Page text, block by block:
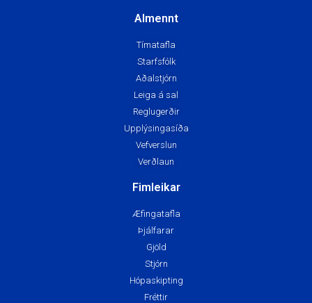
Almennt
Tímatafla
Starfsfólk
Aðalstjórn
Leiga á sal
Reglugerðir
Upplýsingasíða
Vefverslun
Verðlaun
Fimleikar
Æfingatafla
Þjálfarar
Gjöld
Stjórn
Hópaskipting
Fréttir